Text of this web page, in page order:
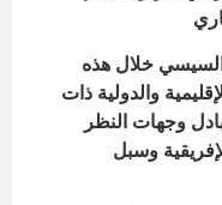
خلال هذه
والدولية ذات
وجهات النظر
وسبل